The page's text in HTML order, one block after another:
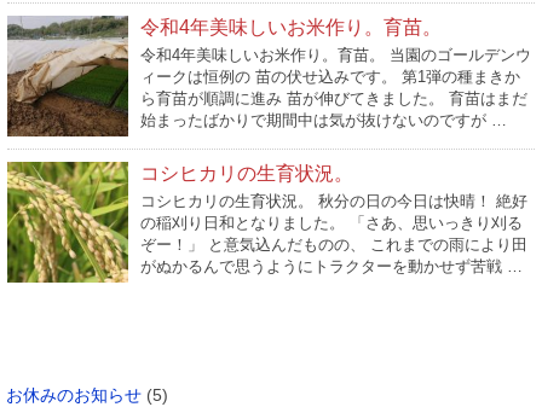
令和4年美味しいお米作り。育苗。
令和4年美味しいお米作り。育苗。 当園のゴールデンウ
ィークは恒例の 苗の伏せ込みです。 第1弾の種まきか
ら育苗が順調に進み 苗が伸びてきました。 育苗はまだ
始まったばかりで期間中は気が抜けないのですが …
コシヒカリの生育状況。
コシヒカリの生育状況。 秋分の日の今日は快晴！ 絶好
の稲刈り日和となりました。 「さあ、思いっきり刈る
ぞー！」 と意気込んだものの、 これまでの雨により田
がぬかるんで思うようにトラクターを動かせず苦戦 …
お休みのお知らせ (5)